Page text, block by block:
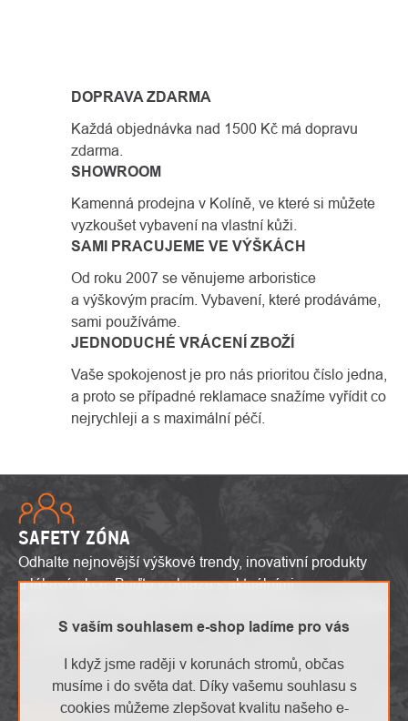
S vaším souhlasem e-shop ladíme pro vás
I když jsme raději v korunách stromů, občas
musíme i do světa dat. Díky vašemu souhlasu s
cookies můžeme zlepšovat kvalitu našeho e-
VÝPISU
DOPRAVA ZDARMA
Každá objednávka nad 1500 Kč má dopravu
zdarma.
SHOWROOM
Kamenná prodejna v Kolíně, ve které si můžete
vyzkoušet vybavení na vlastní kůži.
SAMI PRACUJEME VE VÝŠKÁCH
Od roku 2007 se věnujeme arboristice
a výškovým pracím. Vybavení, které prodáváme,
sami používáme.
JEDNODUCHÉ VRÁCENÍ ZBOŽÍ
Vaše spokojenost je pro nás prioritou číslo jedna,
a proto se případné reklamace snažíme vyřídit co
nejrychleji a s maximální péčí.
SAFETY ZÓNA
Odhalte nejnovější výškové trendy, inovativní produkty
a lákavé akce. Buďte v obraze s aktuálními
To mě zajímá